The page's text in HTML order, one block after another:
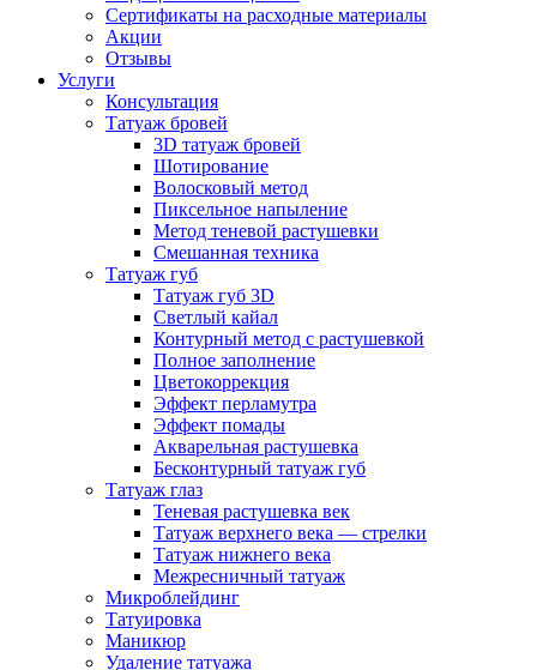
Сертификаты на расходные материалы
Акции
Отзывы
Услуги
Консультация
Татуаж бровей
3D татуаж бровей
Шотирование
Волосковый метод
Пиксельное напыление
Метод теневой растушевки
Смешанная техника
Татуаж губ
Татуаж губ 3D
Светлый кайал
Контурный метод с растушевкой
Полное заполнение
Цветокоррекция
Эффект перламутра
Эффект помады
Акварельная растушевка
Бесконтурный татуаж губ
Татуаж глаз
Теневая растушевка век
Татуаж верхнего века — стрелки
Татуаж нижнего века
Межресничный татуаж
Микроблейдинг
Татуировка
Маникюр
Удаление татуажа